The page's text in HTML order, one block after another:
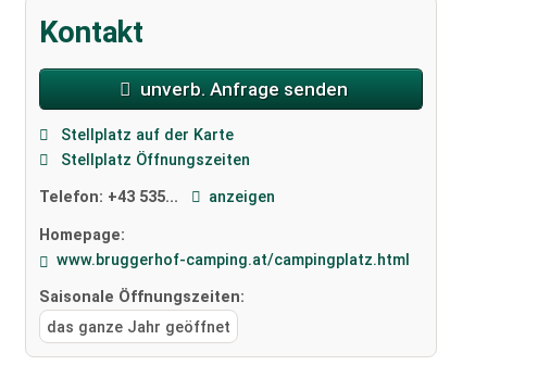
Kontakt
unverb. Anfrage senden
Stellplatz auf der Karte
Stellplatz Öffnungszeiten
Telefon: +43 535... anzeigen
Homepage:
www.bruggerhof-camping.at/campingplatz.html
Saisonale Öffnungszeiten:
das ganze Jahr geöffnet